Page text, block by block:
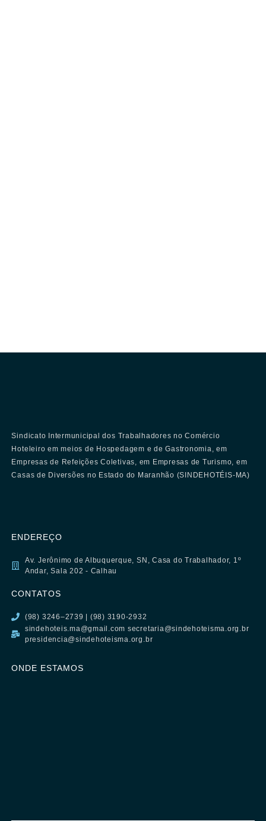
Sindicato Intermunicipal dos Trabalhadores no Comércio
Hoteleiro em meios de Hospedagem e de Gastronomia, em
Empresas de Refeições Coletivas, em Empresas de Turismo, em
Casas de Diversões no Estado do Maranhão (SINDEHOTÉIS-MA)
ENDEREÇO
Av. Jerônimo de Albuquerque, SN, Casa do Trabalhador, 1º
Andar, Sala 202 - Calhau
CONTATOS
(98) 3246–2739 | (98) 3190-2932
sindehoteis.ma@gmail.com secretaria@sindehoteisma.org.br
presidencia@sindehoteisma.org.br
ONDE ESTAMOS